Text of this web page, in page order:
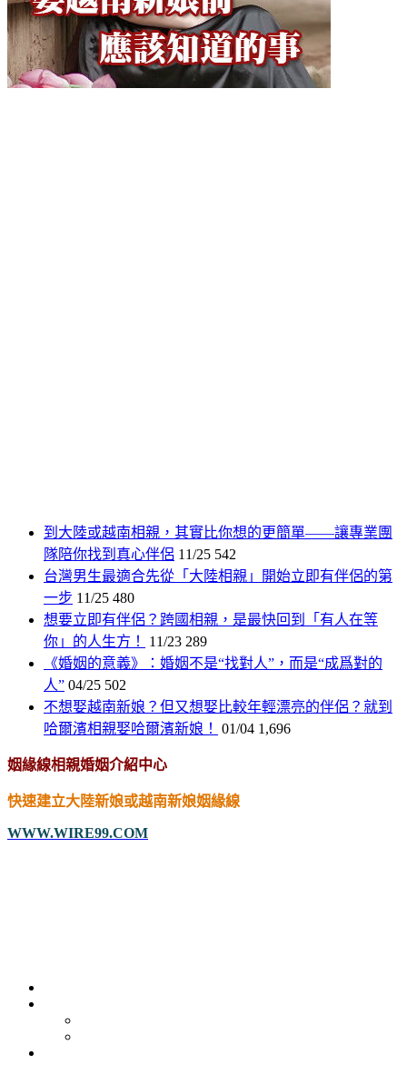
到大陸或越南相親，其實比你想的更簡單——讓專業團
隊陪你找到真心伴侶 11/25 542
台灣男生最適合先從「大陸相親」開始立即有伴侶的第
一步 11/25 480
想要立即有伴侶？跨國相親，是最快回到「有人在等
你」的人生方！
11/23 289
《婚姻的意義》：婚姻不是“找對人”，而是“成爲對的
人” 04/25 502
不想娶越南新娘？但又想娶比較年輕漂亮的伴侶？就到
哈爾濱相親娶哈爾濱新娘！
01/04 1,696
姻緣線相親婚姻介紹中心
快速建立大陸新娘或越南新娘姻緣線
WWW.WIRE99.COM